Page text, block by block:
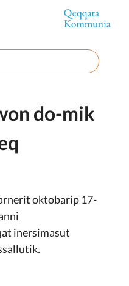
do-mik
oktobarip 17-
inersimasut